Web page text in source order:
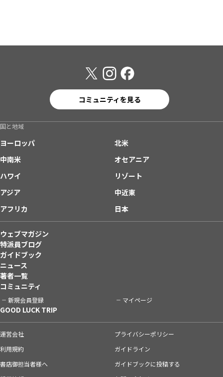
コミュニティを見る
国と地域
ヨーロッパ
北米
中南米
オセアニア
ハワイ
リゾート
アジア
中近東
アフリカ
日本
ウェブマガジン
特派員ブログ
ガイドブック
ニュース
著者一覧
コミュニティ
新規会員登録 マイページ
GOOD LUCK TRIP
運営会社
プライバシーポリシー
利用規約
ガイドライン
書店御担当者様へ
ガイドブックに投稿する